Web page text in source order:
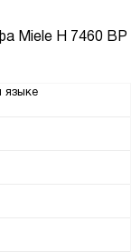
Miele H 7460 BP
языке